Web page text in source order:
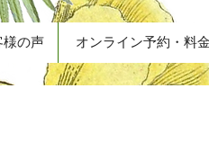
様の声 オンライン予約・料金